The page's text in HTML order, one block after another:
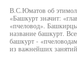
В.С.Юматов об
«Башкурт значит:
«пчеловод».
название башкурт.
башкурт -
из важнейших